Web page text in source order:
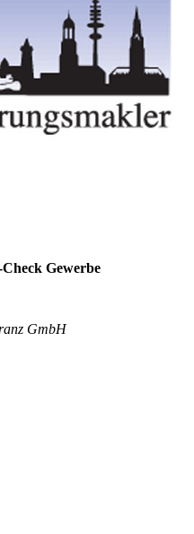
Gewerbe
GmbH